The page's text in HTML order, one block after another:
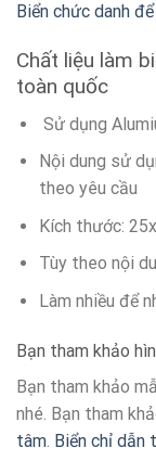
Biển chức danh
Chất liệu làm
toàn quốc
Sử dụng
Nội dung sử
theo yêu cầu
Kích thước:
Tùy theo nội
Làm nhiều để
Bạn tham khảo
Bạn tham khảo
nhé. Bạn tham
tâm Biển chỉ dẫn